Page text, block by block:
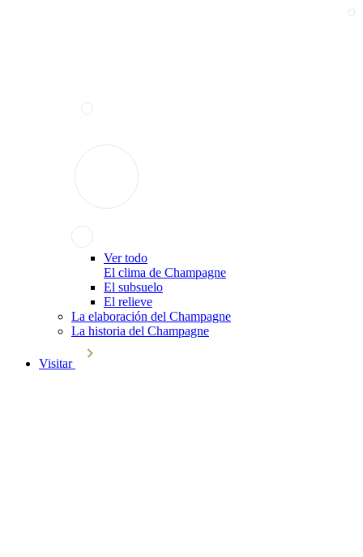
Ver todo
El clima de Champagne
El subsuelo
El relieve
La elaboración del Champagne
La historia del Champagne
Visitar